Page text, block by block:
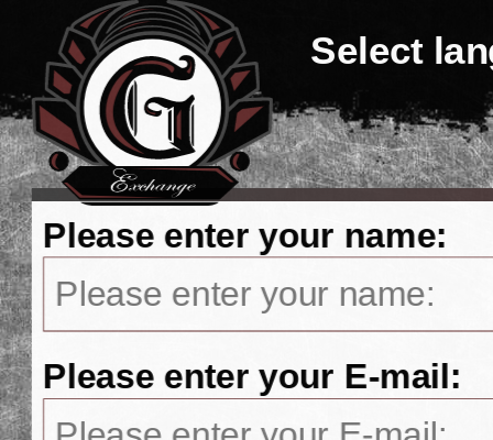
Select
Please enter your name:
Please enter your E-mail: